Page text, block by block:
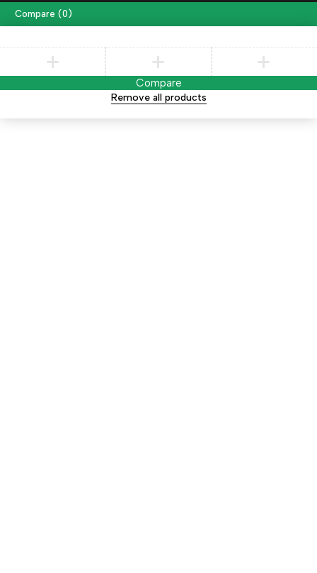
Compare (0)
Compare
Remove all products